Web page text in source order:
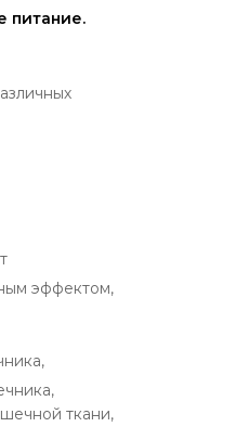
питание.
эффектом,
ткани,